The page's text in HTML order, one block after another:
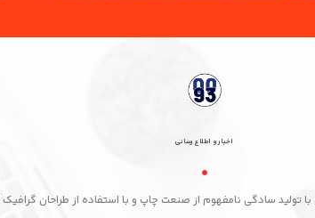
اخبار و اطلاع رسانی
تولید سادگی نامفهوم از صنعت چاپ و با استفاده از طراحان